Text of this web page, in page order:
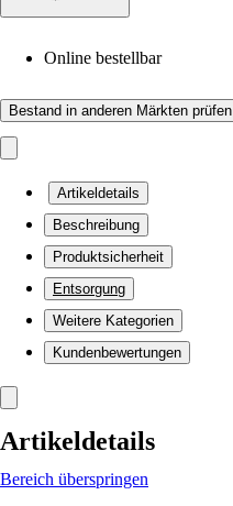
Online bestellbar
Bestand in anderen Märkten prüfen
Artikeldetails
Beschreibung
Produktsicherheit
Entsorgung
Weitere Kategorien
Kundenbewertungen
Artikeldetails
Bereich überspringen